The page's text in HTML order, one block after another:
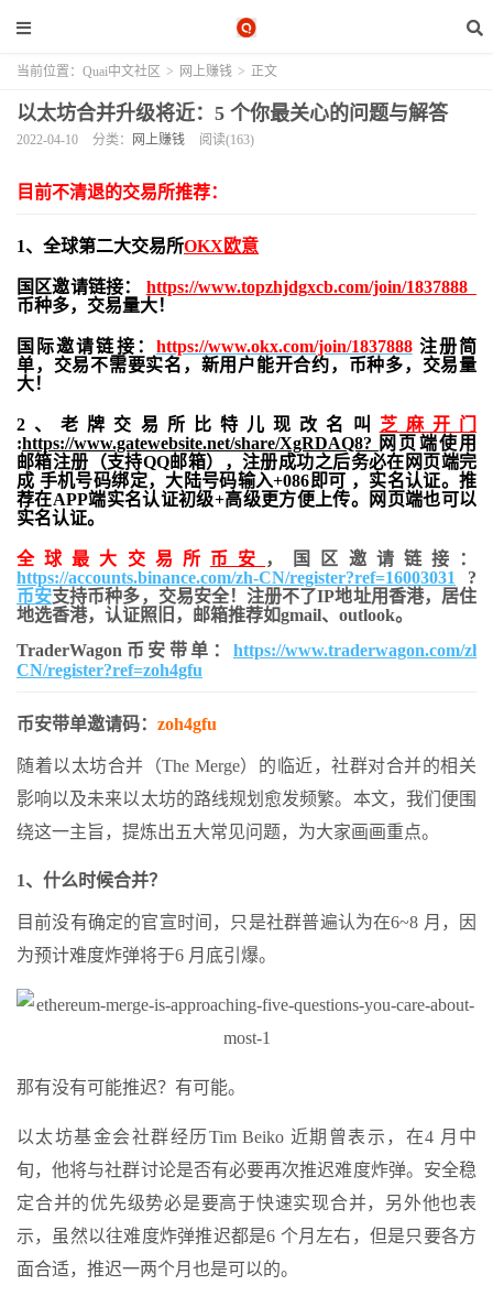
当前位置： Quai中文社区 > 网上赚钱 > 正文
以太坊合并升级将近：5 个你最关心的问题与解答
2022-04-10 分类： 网上赚钱 阅读(163)
目前不清退的交易所推荐：
1、全球第二大交易所OKX欧意
国区邀请链接： https://www.topzhjdgxcb.com/join/1837888
币种多，交易量大！
国际邀请链接： https://www.okx.com/join/1837888注册简
单，交易不需要实名，新用户能开合约， 币种多，交易量
大！
2、老牌交易所比特儿现改名叫 芝麻开门
:https://www.gatewebsite.net/share/XgRDAQ8? 网页端使用
邮箱注册（支持QQ邮箱），注册成功之后务必在网页端完
成 手机号码绑定，大陆号码输入+086即可 ，实名认证。推
荐在APP端实名认证初级+高级更方便上传。网页端也可以
实名认证。
全球最大交易所 币安
，国区邀请链接：
https://accounts.binance.com/zh-CN/register?ref=16003031
?
币安支持币种多，交易安全！注册不了IP地址用香港，居住
地选香港，认证照旧， 邮箱推荐如gmail、outlook。
TraderWagon币安带单： https://www.traderwagon.com/zh-
CN/register?ref=zoh4gfu
币安带单邀请码： zoh4gfu
随着以太坊合并（The Merge）的临近，社群对合并的相关
影响以及未来以太坊的路线规划愈发频繁。本文，我们便围
绕这一主旨，提炼出五大常见问题，为大家画画重点。
1、什么时候合并？
目前没有确定的官宣时间，只是社群普遍认为在6~8 月，因
为预计难度炸弹将于6 月底引爆。
那有没有可能推迟？有可能。
以太坊基金会社群经历Tim Beiko 近期曾表示，在4 月中
旬，他将与社群讨论是否有必要再次推迟难度炸弹。安全稳
定合并的优先级势必是要高于快速实现合并，另外他也表
示，虽然以往难度炸弹推迟都是6 个月左右，但是只要各方
面合适，推迟一两个月也是可以的。